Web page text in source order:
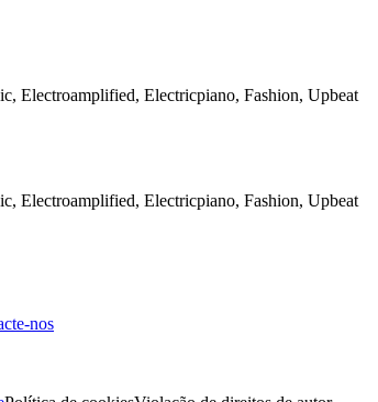
Electroamplified, Electricpiano, Fashion, Upbeat
Electroamplified, Electricpiano, Fashion, Upbeat
nos